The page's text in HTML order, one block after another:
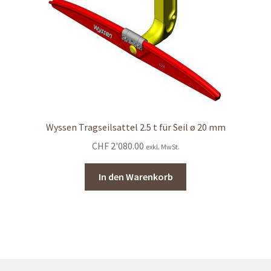
Wyssen Tragseilsattel 2.5 t für Seil ø 20 mm
CHF2'080.00 exkl. MwSt.
In den Warenkorb